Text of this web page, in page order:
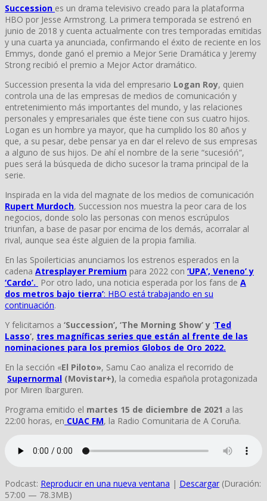
Succession es un drama televisivo creado para la plataforma
HBO por Jesse Armstrong. La primera temporada se estrenó en
junio de 2018 y cuenta actualmente con tres temporadas emitidas
y una cuarta ya anunciada, confirmando el éxito de reciente en los
Emmys, donde ganó el premio a Mejor Serie Dramática y Jeremy
Strong recibió el premio a Mejor Actor dramático.
Succession presenta la vida del empresario Logan Roy, quien
controla una de las empresas de medios de comunicación y
entretenimiento más importantes del mundo, y las relaciones
personales y empresariales que éste tiene con sus cuatro hijos.
Logan es un hombre ya mayor, que ha cumplido los 80 años y
que, a su pesar, debe pensar ya en dar el relevo de sus empresas
a alguno de sus hijos. De ahí el nombre de la serie “sucesióń”,
pues será la búsqueda de dicho sucesor la trama principal de la
serie.
Inspirada en la vida del magnate de los medios de comunicación
Rupert Murdoch, Succession nos muestra la peor cara de los
negocios, donde solo las personas con menos escrúpulos
triunfan, a base de pasar por encima de los demás, acorralar al
rival, aunque sea éste alguien de la propia familia.
En las Spoilerticias anunciamos los estrenos esperados en la
cadena Atresplayer Premium para 2022 con ‘UPA’, Veneno’ y
‘Cardo’. Por otro lado, una noticia esperada por los fans de A
dos metros bajo tierra’: HBO está trabajando en su
continuación.
Y felicitamos a ‘Succession’, ‘The Morning Show’ y ‘Ted
Lasso‘, tres magníficas series que están al frente de las
nominaciones para los premios Globos de Oro 2022.
En la sección «El Piloto», Samu Cao analiza el recorrido de
Supernormal (Movistar+), la comedia española protagonizada
por Miren Ibarguren.
Programa emitido el martes 15 de diciembre de 2021 a las
22:00 horas, en CUAC FM, la Radio Comunitaria de A Coruña.
Podcast: Reproducir en una nueva ventana | Descargar (Duración:
57:00 — 78.3MB)